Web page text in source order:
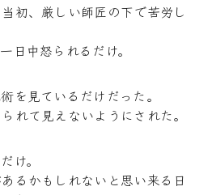
初、厳しい師匠の下で苦労し
日中怒られるだけ。
を見ているだけだった。
れて見えないようにされた。
け。
るかもしれないと思い来る日